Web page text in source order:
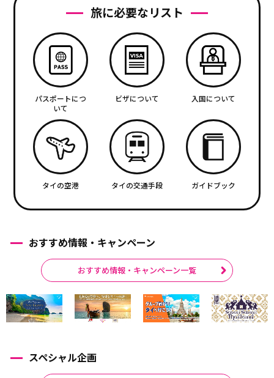
旅に必要なリスト
パスポートにつ
いて
ビザについて 入国について
タイの空港 タイの交通手段 ガイドブック
おすすめ情報・キャンペーン
おすすめ情報・キャンペーン一覧
スペシャル企画